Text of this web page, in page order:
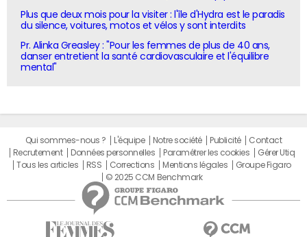
Plus que deux mois pour la visiter : l'île d'Hydra est le paradis
du silence, voitures, motos et vélos y sont interdits
Pr. Alinka Greasley : "Pour les femmes de plus de 40 ans,
danser entretient la santé cardiovasculaire et l'équilibre
mental"
Qui sommes-nous ? L'équipe Notre société Publicité
Contact
Recrutement
Données personnelles Paramétrer les cookies
Gérer Utiq
Tous les articles
RSS Corrections Mentions légales
Groupe Figaro
© 2025 CCM Benchmark